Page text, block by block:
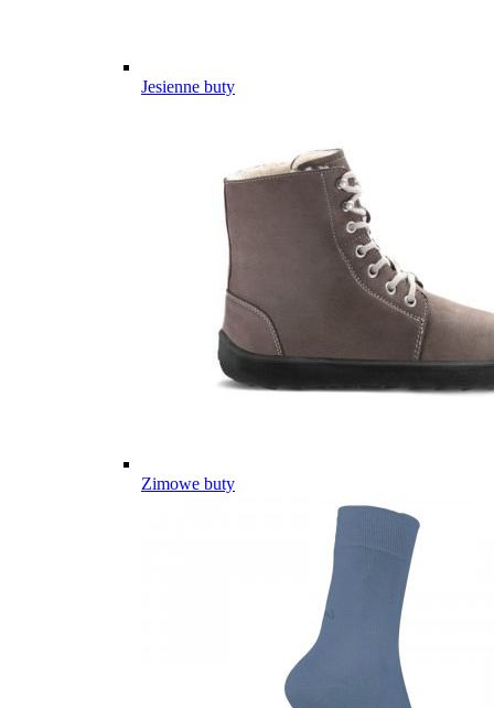
Jesienne buty
Zimowe buty